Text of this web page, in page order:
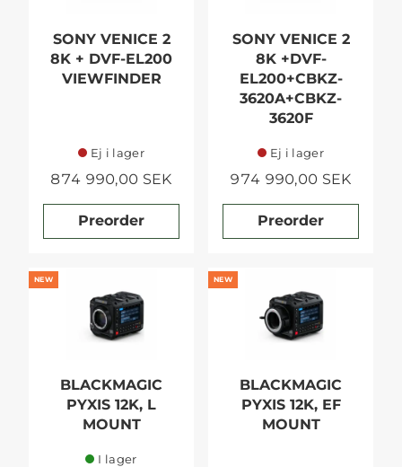
SONY VENICE 2
8K + DVF-EL200
VIEWFINDER
Ej i lager
874 990,00 SEK
Preorder
SONY VENICE 2
8K +DVF-
EL200+CBKZ-
3620A+CBKZ-
3620F
Ej i lager
974 990,00 SEK
Preorder
NEW
BLACKMAGIC
PYXIS 12K, L
MOUNT
I lager
NEW
BLACKMAGIC
PYXIS 12K, EF
MOUNT